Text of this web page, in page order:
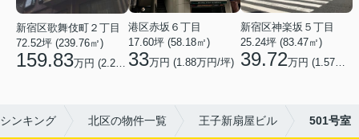
新宿区歌舞伎町２丁目
72.52坪 (239.76㎡)
159.83万円 (2.2万円/坪)
港区赤坂６丁目
17.60坪 (58.18㎡)
33万円 (1.88万円/坪)
新宿区神楽坂５丁目
25.24坪 (83.47㎡)
39.72万円 (1.57万円/坪)
ンキング 北区の物件一覧 王子新扇屋ビル 501号室